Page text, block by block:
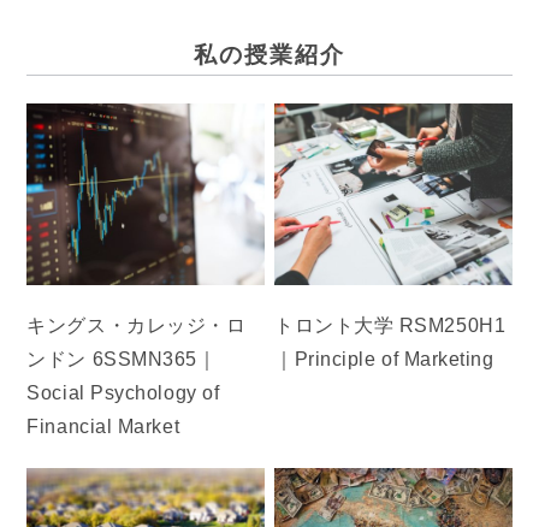
私の授業紹介
キングス・カレッジ・ロ
ンドン 6SSMN365｜
Social Psychology of
Financial Market
トロント大学 RSM250H1
｜Principle of Marketing